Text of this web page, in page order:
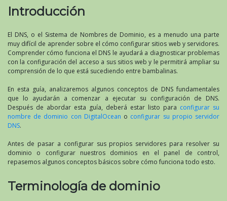
Introducción
El DNS, o el Sistema de Nombres de Dominio, es a menudo una parte
muy difícil de aprender sobre el cómo configurar sitios web y servidores.
Comprender cómo funciona el DNS le ayudará a diagnosticar problemas
con la configuración del acceso a sus sitios web y le permitirá ampliar su
comprensión de lo que está sucediendo entre bambalinas.
En esta guía, analizaremos algunos conceptos de DNS fundamentales
que lo ayudarán a comenzar a ejecutar su configuración de DNS.
Después de abordar esta guía, deberá estar listo para configurar su
nombre de dominio con DigitalOcean o configurar su propio servidor
DNS.
Antes de pasar a configurar sus propios servidores para resolver su
dominio o configurar nuestros dominios en el panel de control,
repasemos algunos conceptos básicos sobre cómo funciona todo esto.
Terminología de dominio